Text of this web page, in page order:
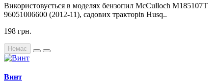
Використовується в моделях бензопил McCulloch M185107T
96051006600 (2012-11), садових тракторів Husq..
198 грн.
Немає
Винт